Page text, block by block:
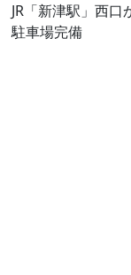
JR「新津駅」西口
駐車場完備